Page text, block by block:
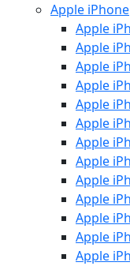
Apple iPhone
Apple
Apple
Apple
Apple
Apple
Apple
Apple
Apple
Apple
Apple
Apple
Apple
Apple